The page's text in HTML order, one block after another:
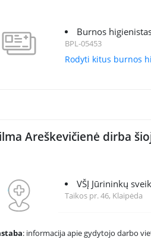
Burnos
BPL-05453
Rodyti kitus burnos
Areškevičienė dirba
VŠĮ Jūrininkų
Taikos pr. 46, Klaipėda
: informacija apie gydytojo darbo